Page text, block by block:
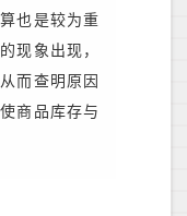
也是较为重
现象出现，
而查明原因
商品库存与